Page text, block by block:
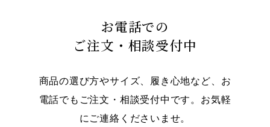
お電話での
ご注文・相談受付中
商品の選び方やサイズ、履き心地など、お
電話でもご注文・相談受付中です。お気軽
にご連絡くださいませ。